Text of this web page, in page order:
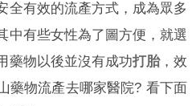
全有效的流產方式，成為眾多
中有些女性為了圖方便，就選
藥物以後並沒有成功打胎，效
藥物流產去哪家醫院? 看下面